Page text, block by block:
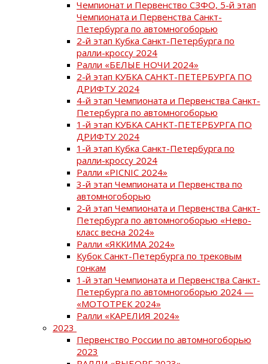
Чемпионат и Первенство СЗФО, 5-й этап
Чемпионата и Первенства Санкт-
Петербурга по автомногоборью
2-й этап Кубка Санкт-Петербурга по
ралли-кроссу 2024
Ралли «БЕЛЫЕ НОЧИ 2024»
2-й этап КУБКА САНКТ-ПЕТЕРБУРГА ПО
ДРИФТУ 2024
4-й этап Чемпионата и Первенства Санкт-
Петербурга по автомногоборью
1-й этап КУБКА САНКТ-ПЕТЕРБУРГА ПО
ДРИФТУ 2024
1-й этап Кубка Санкт-Петербурга по
ралли-кроссу 2024
Ралли «PICNIC 2024»
3-й этап Чемпионата и Первенства по
автомногоборью
2-й этап Чемпионата и Первенства Санкт-
Петербурга по автомногоборью «Нево-
класс весна 2024»
Ралли «ЯККИМА 2024»
Кубок Санкт-Петербурга по трековым
гонкам
1-й этап Чемпионата и Первенства Санкт-
Петербурга по автомногоборью 2024 —
«МОТОТРЕК 2024»
Ралли «КАРЕЛИЯ 2024»
2023
Первенство России по автомногоборью
2023